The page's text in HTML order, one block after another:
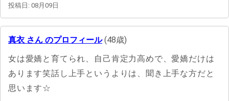
投稿日: 08月09日
真衣 さん のプロフィール(48歳)
女は愛嬌と育てられ、自己肯定力高めで、愛嬌だけは
あります笑話し上手というよりは、聞き上手な方だと
思います☆